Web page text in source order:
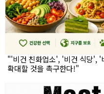
"'비건 친화업소', '비건 식당', '
확대할 것을 촉구한다!"